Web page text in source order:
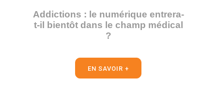
Addictions : le numérique entrera-
t-il bientôt dans le champ médical
?
EN SAVOIR +